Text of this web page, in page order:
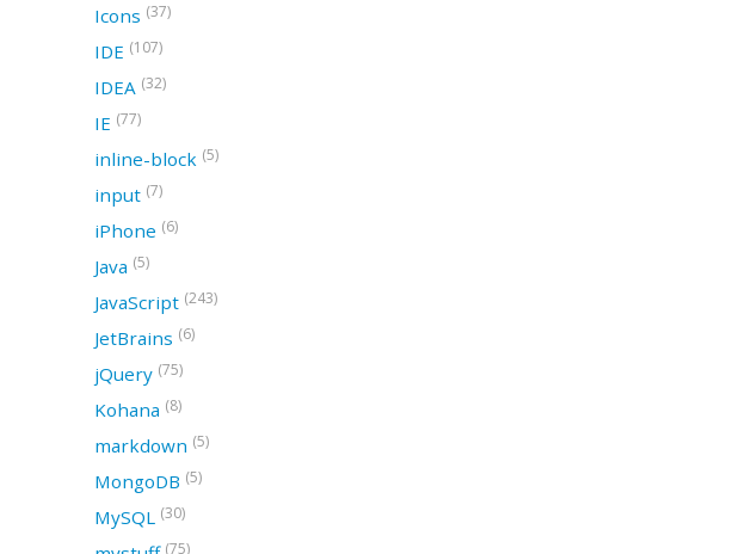
Icons (37)
IDE (107)
IDEA (32)
IE (77)
inline-block (5)
input (7)
iPhone (6)
Java (5)
JavaScript (243)
JetBrains (6)
jQuery (75)
Kohana (8)
markdown (5)
MongoDB (5)
MySQL (30)
(75)